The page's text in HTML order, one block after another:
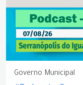
Governo Municipal